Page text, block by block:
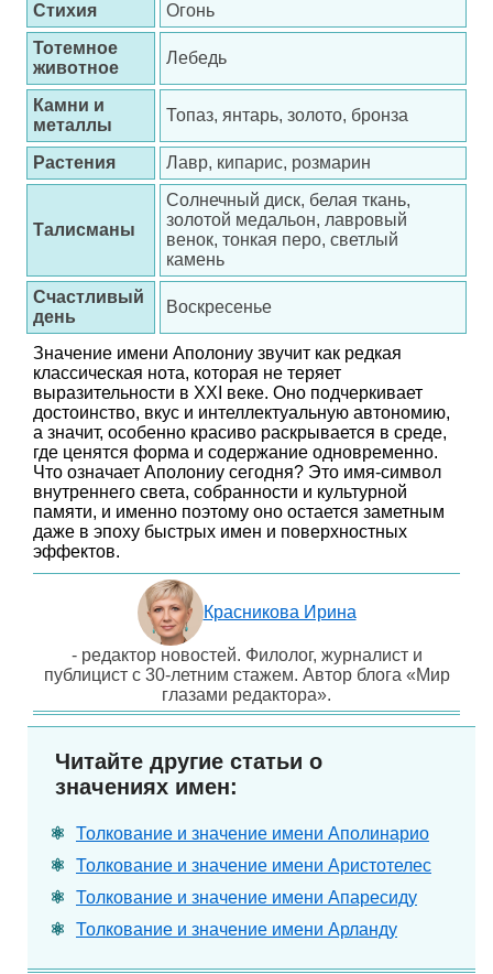
Стихия
Огонь
Тотемное
животное
Лебедь
Камни и
металлы
Топаз, янтарь, золото, бронза
Растения Лавр, кипарис, розмарин
Талисманы
Солнечный диск, белая ткань,
золотой медальон, лавровый
венок, тонкая перо, светлый
камень
Счастливый
день
Воскресенье
Значение имени Аполониу звучит как редкая
классическая нота, которая не теряет
выразительности в XXI веке. Оно подчеркивает
достоинство, вкус и интеллектуальную автономию,
а значит, особенно красиво раскрывается в среде,
где ценятся форма и содержание одновременно.
Что означает Аполониу сегодня? Это имя-символ
внутреннего света, собранности и культурной
памяти, и именно поэтому оно остается заметным
даже в эпоху быстрых имен и поверхностных
эффектов.
Красникова Ирина
- редактор новостей. Филолог, журналист и
публицист с 30-летним стажем. Автор блога «Мир
глазами редактора».
Читайте другие статьи о
значениях имен:
Толкование и значение имени Аполинарио
Толкование и значение имени Аристотелес
Толкование и значение имени Апаресиду
Толкование и значение имени Арланду